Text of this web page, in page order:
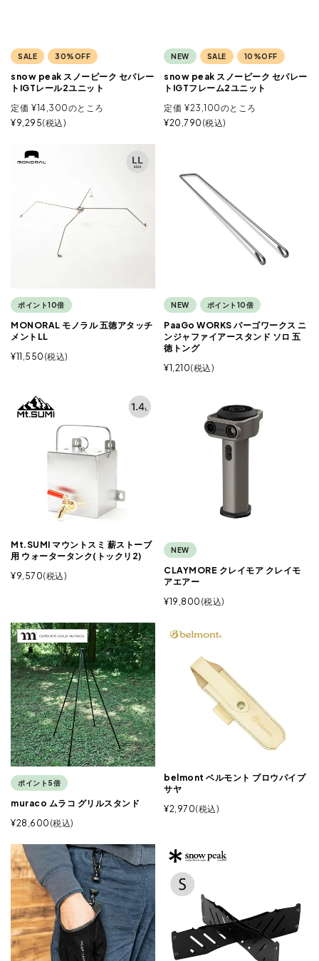
SALE 30%OFF
snow peak スノーピーク セパレー
トIGTレール2ユニット
定価 ¥14,300のところ
¥9,295 税込
NEW SALE 10%OFF
snow peak スノーピーク セパレー
トIGTフレーム2ユニット
定価 ¥23,100のところ
¥20,790 税込
ポイント10倍
MONORAL モノラル 五徳アタッチ
メントLL
¥11,550 税込
NEW ポイント10倍
PaaGo WORKS パーゴワークス ニ
ンジャファイアースタンド ソロ 五
徳トング
¥1,210 税込
Mt.SUMI マウントスミ 薪ストーブ
用 ウォータータンク(トックリ2)
¥9,570 税込
NEW
CLAYMORE クレイモア クレイモ
アエアー
¥19,800 税込
ポイント5倍
muraco ムラコ グリルスタンド
¥28,600 税込
belmont ベルモント ブロウパイプ
サヤ
¥2,970 税込